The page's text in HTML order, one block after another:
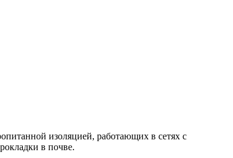
изоляцией, работающих в сетях с
в почве.